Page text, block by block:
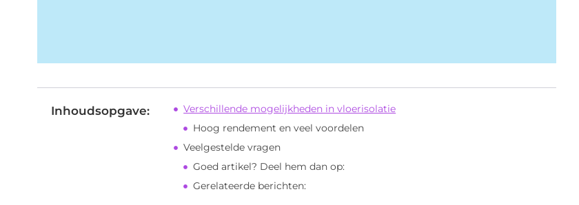
Inhoudsopgave:
Verschillende mogelijkheden in vloerisolatie
Hoog rendement en veel voordelen
Veelgestelde vragen
Goed artikel? Deel hem dan op:
Gerelateerde berichten: